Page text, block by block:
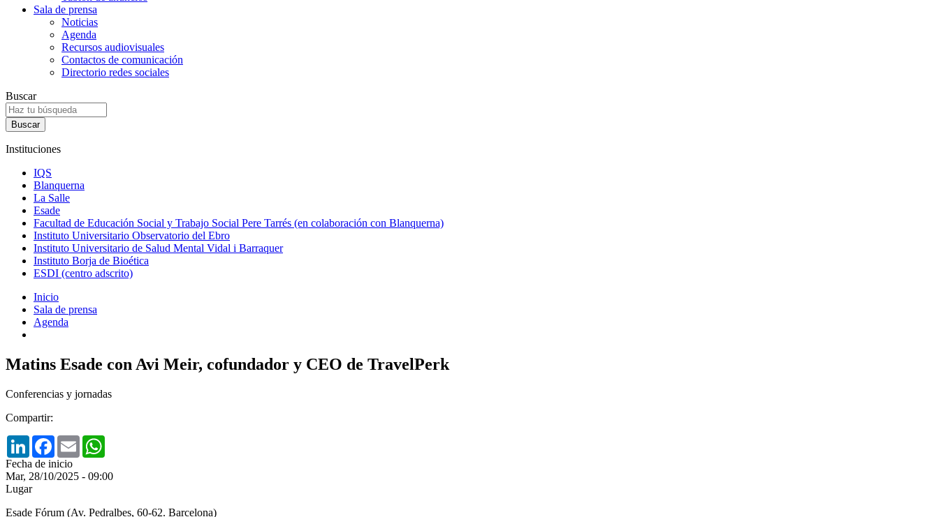
Sala de prensa
Noticias
Agenda
Recursos audiovisuales
Contactos de comunicación
Directorio redes sociales
Buscar
Instituciones
IQS
Blanquerna
La Salle
Esade
Facultad de Educación Social y Trabajo Social Pere Tarrés (en colaboración con Blanquerna)
Instituto Universitario Observatorio del Ebro
Instituto Universitario de Salud Mental Vidal i Barraquer
Instituto Borja de Bioética
ESDI (centro adscrito)
Inicio
Sala de prensa
Agenda
Matins Esade con Avi Meir, cofundador y CEO de TravelPerk
Conferencias y jornadas
Compartir:
LinkedInFacebook
Email
Fecha de inicio
Mar, 28/10/2025 - 09:00
Lugar
Esade Fórum (Av. Pedralbes, 60-62. Barcelona)